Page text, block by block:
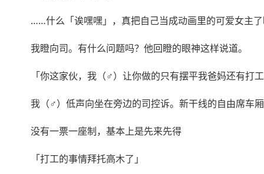
……什么「诶嘿嘿」，真把自己当成动画里的可爱女主
我瞪向司。有什么问题吗？他回瞪的眼神这样说道。
「你这家伙，我（♂）让你做的只有摆平我爸妈还有打
我（♂）低声向坐在旁边的司控诉。新干线的自由席车
没有一票一座制，基本上是先来先得
「打工的事情拜托高木了」